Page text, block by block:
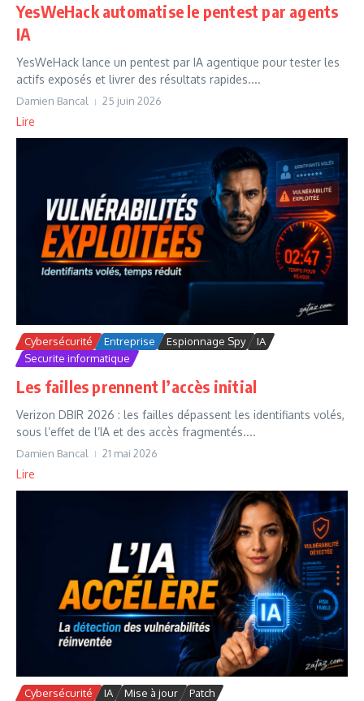
YesWeHack automatise le pentest par agents
IA
YesWeHack lance un pentest par IA agentique pour tester les
actifs exposés et livrer des résultats rapides....
Damien Bancal 25 juin 2026
Lire
Cybersécurité Entreprise Espionnage Spy
IA
Securite informatique
Les failles prennent l’accès initial
Verizon DBIR 2026 : les failles dépassent les identifiants volés,
sous l’effet de l’IA et des accès fragmentés....
Damien Bancal 21 mai 2026
Lire
Cybersécurité IA Mise à jour Patch